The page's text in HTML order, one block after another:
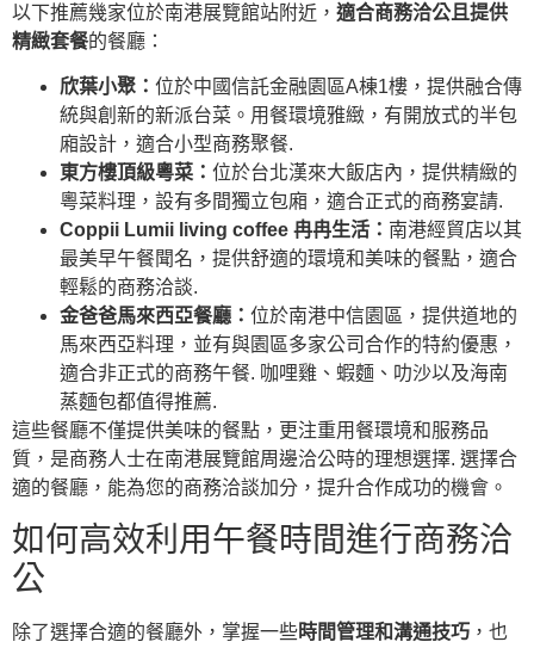
以下推薦幾家位於南港展覽館站附近， 適合商務洽公且提供
精緻套餐的餐廳：
欣葉小聚： 位於中國信託金融園區A棟1樓，提供融合傳
統與創新的新派台菜。用餐環境雅緻，有開放式的半包
廂設計，適合小型商務聚餐.
東方樓頂級粵菜： 位於台北漢來大飯店內，提供精緻的
粵菜料理，設有多間獨立包廂，適合正式的商務宴請.
Coppii Lumii living coffee 冉冉生活： 南港經貿店以其
最美早午餐聞名，提供舒適的環境和美味的餐點，適合
輕鬆的商務洽談.
金爸爸馬來西亞餐廳： 位於南港中信園區，提供道地的
馬來西亞料理，並有與園區多家公司合作的特約優惠，
適合非正式的商務午餐. 咖哩雞、蝦麵、叻沙以及海南
蒸麵包都值得推薦.
這些餐廳不僅提供美味的餐點，更注重用餐環境和服務品
質，是商務人士在南港展覽館周邊洽公時的理想選擇. 選擇合
適的餐廳，能為您的商務洽談加分，提升合作成功的機會。
如何高效利用午餐時間進行商務洽
公
除了選擇合適的餐廳外，掌握一些時間管理和溝通技巧 ，也